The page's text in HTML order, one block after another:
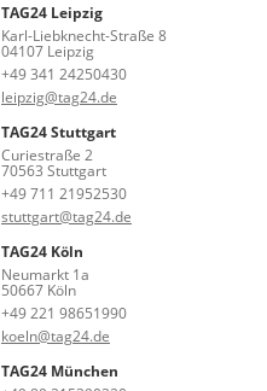
TAG24 Leipzig
Karl-Liebknecht-Straße 8
04107 Leipzig
+49 341 24250430
leipzig@tag24.de
TAG24 Stuttgart
Curiestraße 2
70563 Stuttgart
+49 711 21952530
stuttgart@tag24.de
TAG24 Köln
Neumarkt 1a
50667 Köln
+49 221 98651990
koeln@tag24.de
TAG24 München